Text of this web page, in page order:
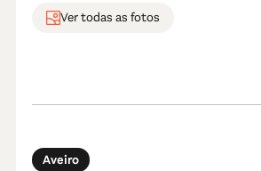
Ver todas as fotos
Aveiro